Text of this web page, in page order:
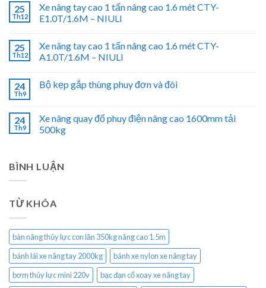
25
Th12
Xe nâng tay cao 1 tấn nâng cao 1.6 mét CTY-
E1.0T/1.6M – NIULI
25
Th12
Xe nâng tay cao 1 tấn nâng cao 1.6 mét CTY-
A1.0T/1.6M – NIULI
24
Th9
Bộ kẹp gắp thùng phuy đơn và đôi
24
Th9
Xe nâng quay đổ phuy điện nâng cao 1600mm tải
500kg
BÌNH LUẬN
TỪ KHÓA
bàn nâng thủy lực con lăn 350kg nâng cao 1.5m
bánh lái xe nâng tay 2000kg
bánh xe nylon xe nâng tay
bơm thủy lực mini 220v
bạc đạn cổ xoay xe nâng tay